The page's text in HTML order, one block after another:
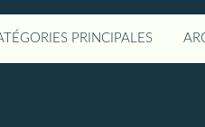
PRINCIPALES